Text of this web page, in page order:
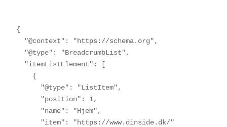
{
  "@context": "https://schema.org",
  "@type": "BreadcrumbList",
  "itemListElement": [
    {
      "@type": "ListItem",
      "position": 1,
      "name": "Hjem",
      "item": "https://www.dinside.dk/"